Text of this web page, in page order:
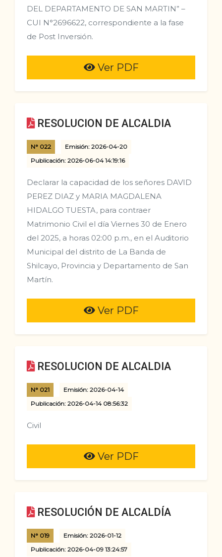
DEL DEPARTAMENTO DE SAN MARTIN” –
CUI N°2696622, correspondiente a la fase
de Post Inversión.
Ver PDF
RESOLUCION DE ALCALDIA
N° 022
Emisión: 2026-04-20
Publicación: 2026-06-04 14:19:16
Declarar la capacidad de los señores DAVID
PEREZ DIAZ y MARIA MAGDALENA
HIDALGO TUESTA, para contraer
Matrimonio Civil el día Viernes 30 de Enero
del 2025, a horas 02:00 p.m., en el Auditorio
Municipal del distrito de La Banda de
Shilcayo, Provincia y Departamento de San
Martín.
Ver PDF
RESOLUCION DE ALCALDIA
N° 021
Emisión: 2026-04-14
Publicación: 2026-04-14 08:56:32
Civil
Ver PDF
RESOLUCIÓN DE ALCALDÍA
N° 019
Emisión: 2026-01-12
Publicación: 2026-04-09 13:24:57